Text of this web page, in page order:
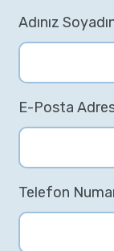
Adınız
E-Posta
Telefon